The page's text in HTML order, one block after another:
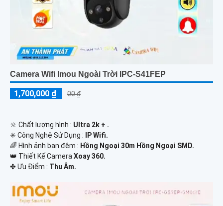
Camera Wifi Imou Ngoài Trời IPC-S41FEP
1,700,000 ₫ 00 ₫
🔆 Chất lượng hình : Ultra 2k + .
✳️ Công Nghệ Sử Dụng :
IP Wifi.
🌈 Hình ảnh ban đêm : Hồng Ngoại 30m Hồng Ngoại SMD.
👑 Thiết Kế CameraXoay 360.
️✤ Ưu Điểm : Thu Âm.